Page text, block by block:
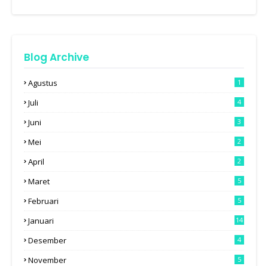
Blog Archive
Agustus 1
Juli 4
Juni 3
Mei 2
April 2
Maret 5
Februari 5
Januari 14
Desember 4
November 5